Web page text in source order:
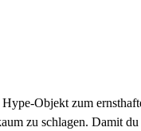
Objekt zum
zu schlagen. Damit